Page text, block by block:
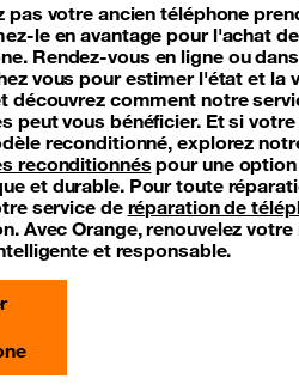
pas votre ancien téléphone
le en avantage pour l'achat
Rendez-vous en ligne ou
vous pour estimer l'état et la
découvrez comment notre
peut vous bénéficier. Et si
reconditionné, explorez
reconditionnés pour une
et durable. Pour toute
service deréparation de
Avec Orange, renouvelez
et responsable.